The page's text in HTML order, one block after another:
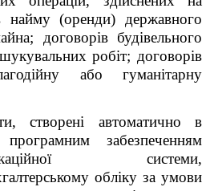
найму (оренди) державного
договорів будівельного
робіт; договорів
або гуманітарну
створені автоматично в
забезпеченням
системи,
обліку за умови